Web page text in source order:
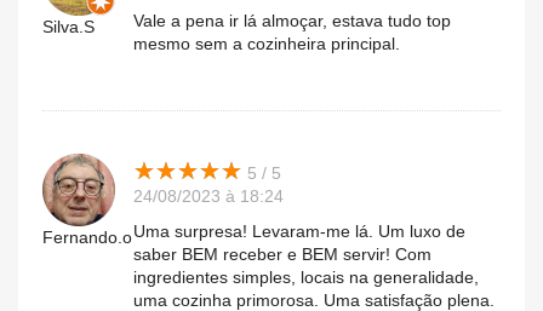
Silva.S
Vale a pena ir lá almoçar, estava tudo top
mesmo sem a cozinheira principal.
Fernando.o
★★★★★
★★★★★ 5 / 5
24/08/2023 à 18:24
Uma surpresa! Levaram-me lá. Um luxo de
saber BEM receber e BEM servir! Com
ingredientes simples, locais na generalidade,
uma cozinha primorosa. Uma satisfação plena.